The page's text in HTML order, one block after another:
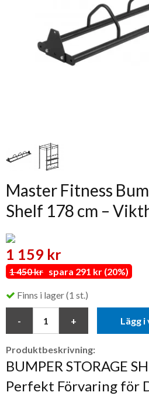
Master Fitness
Shelf 178 cm –
1 159 kr
1 450 kr spara 291 kr (20%)
Finns i lager (1 st.)
Lägg
Produktbeskrivning:
BUMPER STORAGE
Perfekt Förvaring för